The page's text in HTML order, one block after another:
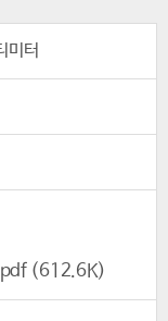
미터
(612.6K)